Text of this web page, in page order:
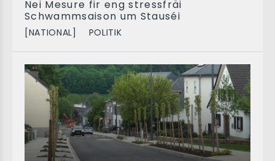
Nei Mesure fir eng stressfräi
Schwammsaison um Stauséi
[NATIONAL] POLITIK